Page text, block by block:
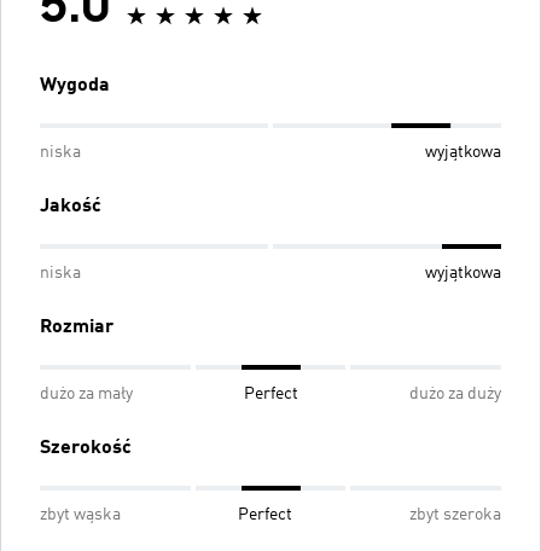
Wygoda
niska wyjątkowa
Jakość
niska wyjątkowa
Rozmiar
dużo za mały Perfect dużo za duży
Szerokość
zbyt wąska Perfect zbyt szeroka